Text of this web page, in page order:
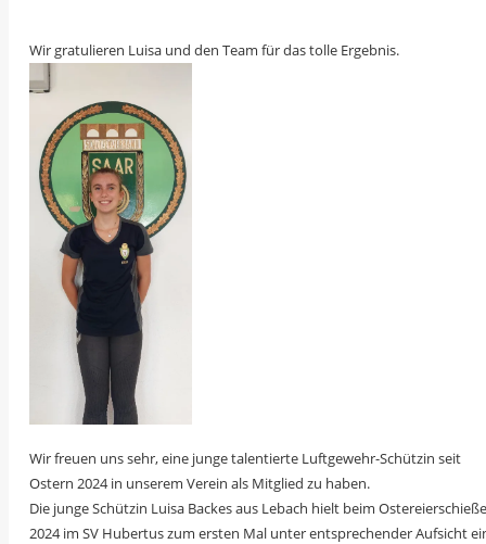
Wir gratulieren Luisa und den Team für das tolle Ergebnis.
Wir freuen uns sehr, eine junge talentierte Luftgewehr-Schützin seit
Ostern 2024 in unserem Verein als Mitglied zu haben.
Die junge Schützin Luisa Backes aus Lebach hielt beim
2024 im SV Hubertus zum ersten Mal unter entsprechender Aufsicht